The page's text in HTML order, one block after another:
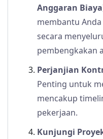
Anggaran
membantu
secara
pembengkakan
Perjanjian
Penting untuk
mencakup
pekerjaan.
Kunjungi